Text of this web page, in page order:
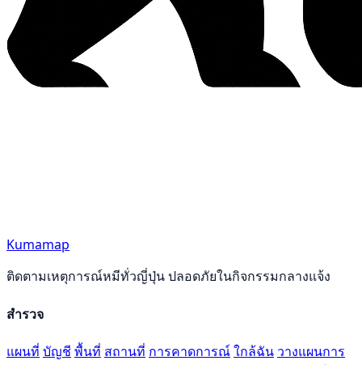
Kumamap
ติดตามเหตุการณ์หมีทั่วญี่ปุ่น ปลอดภัยในกิจกรรมกลางแจ้ง
สำรวจ
แผนที่ บัญชี พื้นที่ สถานที่ การคาดการณ์ใกล้ฉัน วางแผนการ